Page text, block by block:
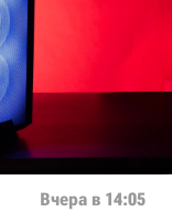
Вчера в 14:05